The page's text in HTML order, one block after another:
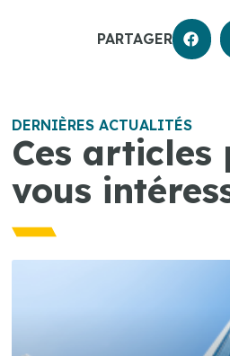
PARTAGER
DERNIÈRES ACTUALITÉS
Ces articles
vous